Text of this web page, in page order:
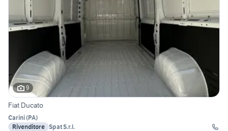
9
Fiat Ducato
Carini(PA)
Rivenditore Spat S.r.l.